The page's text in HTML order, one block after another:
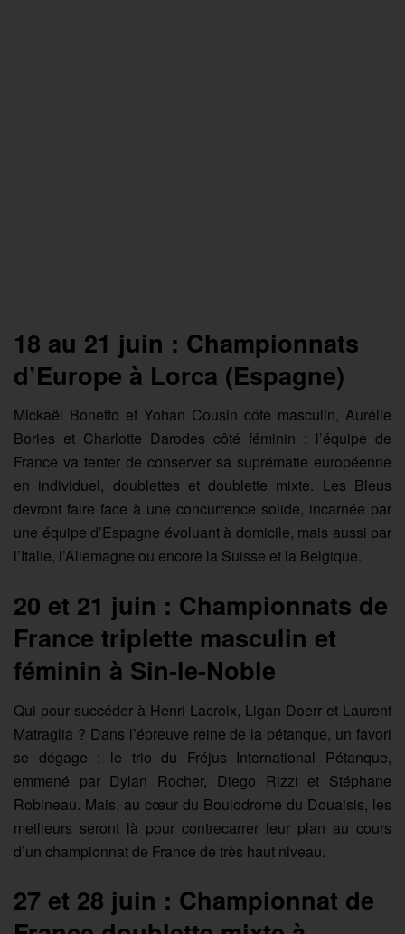
18 au 21 juin : Championnats
d’Europe à Lorca (Espagne)
Mickaël Bonetto et Yohan Cousin côté masculin, Aurélie
Bories et Charlotte Darodes côté féminin : l’équipe de
France va tenter de conserver sa suprématie européenne
en individuel, doublettes et doublette mixte. Les Bleus
devront faire face à une concurrence solide, incarnée par
une équipe d’Espagne évoluant à domicile, mais aussi par
l’Italie, l’Allemagne ou encore la Suisse et la Belgique.
20 et 21 juin : Championnats de
France triplette masculin et
féminin à Sin-le-Noble
Qui pour succéder à Henri Lacroix, Ligan Doerr et Laurent
Matraglia ? Dans l’épreuve reine de la pétanque, un favori
se dégage : le trio du Fréjus International Pétanque,
emmené par Dylan Rocher, Diego Rizzi et Stéphane
Robineau. Mais, au cœur du Boulodrome du Douaisis, les
meilleurs seront là pour contrecarrer leur plan au cours
d’un championnat de France de très haut niveau.
27 et 28 juin : Championnat de